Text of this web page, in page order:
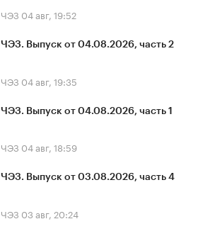
ЧЭЗ 04 авг, 19:52
ЧЭЗ. Выпуск от 04.08.2026, часть 2
ЧЭЗ 04 авг, 19:35
ЧЭЗ. Выпуск от 04.08.2026, часть 1
ЧЭЗ 04 авг, 18:59
ЧЭЗ. Выпуск от 03.08.2026, часть 4
ЧЭЗ 03 авг, 20:24